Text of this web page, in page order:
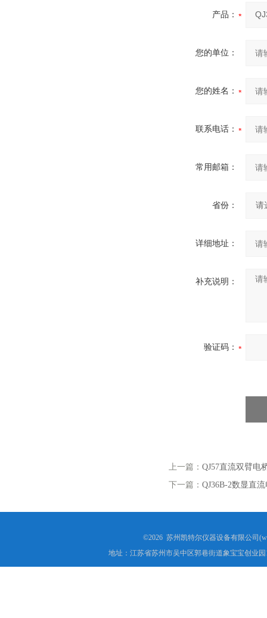
产品：
您的单位：
您的姓名：
联系电话：
常用邮箱：
省份：
详细地址：
补充说明：
验证码：
上一篇： QJ57直流双臂电
下一篇： QJ36B-2数显直
©2026 苏州凯特尔仪器设备有限公司
地址：江苏省苏州市吴中区郭巷街道象宝宝创业